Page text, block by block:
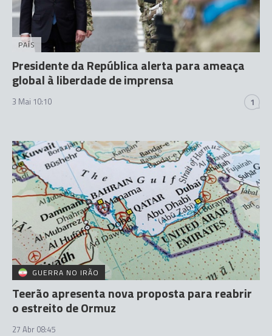
PAÍS
Presidente da República alerta para ameaça
global à liberdade de imprensa
3 Mai 10:10 1
GUERRA NO IRÃO
Teerão apresenta nova proposta para reabrir
o estreito de Ormuz
27 Abr 08:45